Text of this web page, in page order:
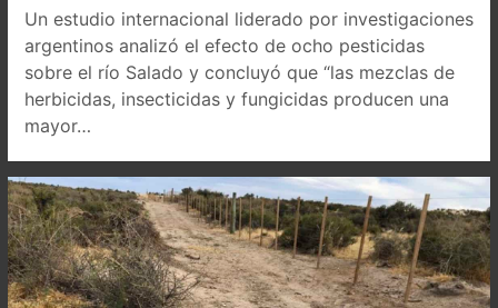
Un estudio internacional liderado por investigaciones
argentinos analizó el efecto de ocho pesticidas
sobre el río Salado y concluyó que “las mezclas de
herbicidas, insecticidas y fungicidas producen una
mayor…